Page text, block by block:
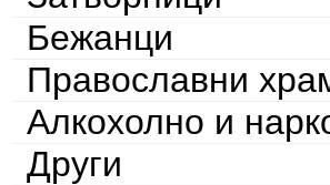
Бежанци
Православни
Алкохолно и
Други